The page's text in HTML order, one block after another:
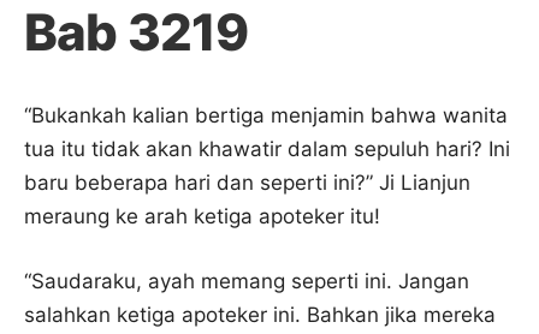
Bab 3219
“Bukankah kalian bertiga menjamin bahwa wanita
tua itu tidak akan khawatir dalam sepuluh hari? Ini
baru beberapa hari dan seperti ini?” Ji Lianjun
meraung ke arah ketiga apoteker itu!
“Saudaraku, ayah memang seperti ini. Jangan
salahkan ketiga apoteker ini. Bahkan jika mereka